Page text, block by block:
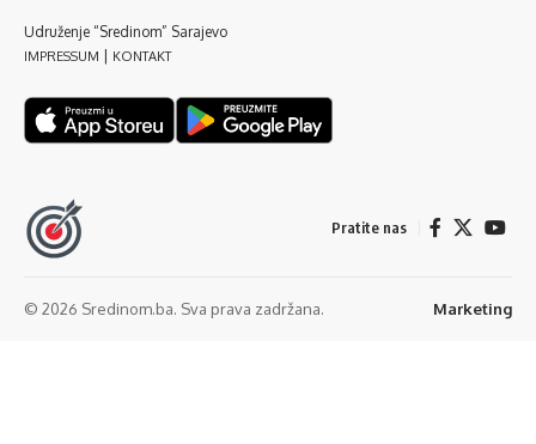
Udruženje “Sredinom” Sarajevo
IMPRESSUM | KONTAKT
Pratite nas
© 2026 Sredinom.ba. Sva prava zadržana. Marketing